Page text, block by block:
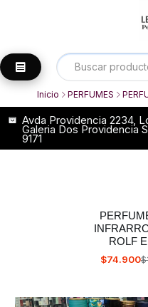
Avda Providencia 2234,
Galeria Dos Providencia
9171
Inicio PERFUMES
ROLF
$74.900